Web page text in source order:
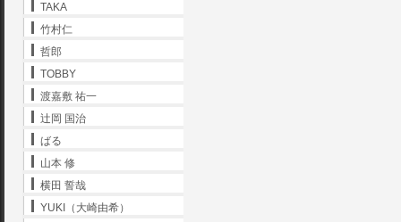
TAKA
竹村仁
哲郎
TOBBY
渡嘉敷 祐一
辻岡 国治
ばる
山本 修
横田 誓哉
YUKI（大崎由希）